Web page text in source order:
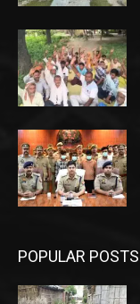
POPULAR POSTS